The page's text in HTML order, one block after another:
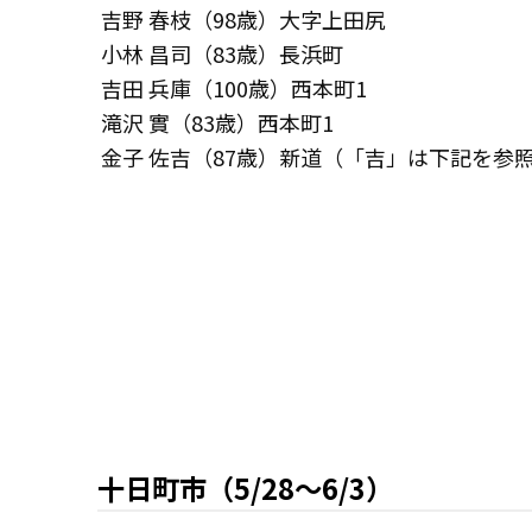
吉野 春枝（98歳）大字上田尻
小林 昌司（83歳）長浜町
吉田 兵庫（100歳）西本町1
滝沢 實（83歳）西本町1
金子 佐吉（87歳）新道（「吉」は下記を参照
十日町市（5/28～6/3）